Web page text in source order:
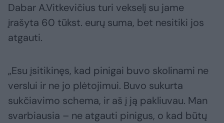
Dabar A.Vitkevičius turi vekselį su jame
įrašyta 60 tūkst. eurų suma, bet nesitiki jos
atgauti.
„Esu įsitikinęs, kad pinigai buvo skolinami ne
verslui ir ne jo plėtojimui. Buvo sukurta
sukčiavimo schema, ir aš į ją pakliuvau. Man
svarbiausia – ne atgauti pinigus, o kad būtų